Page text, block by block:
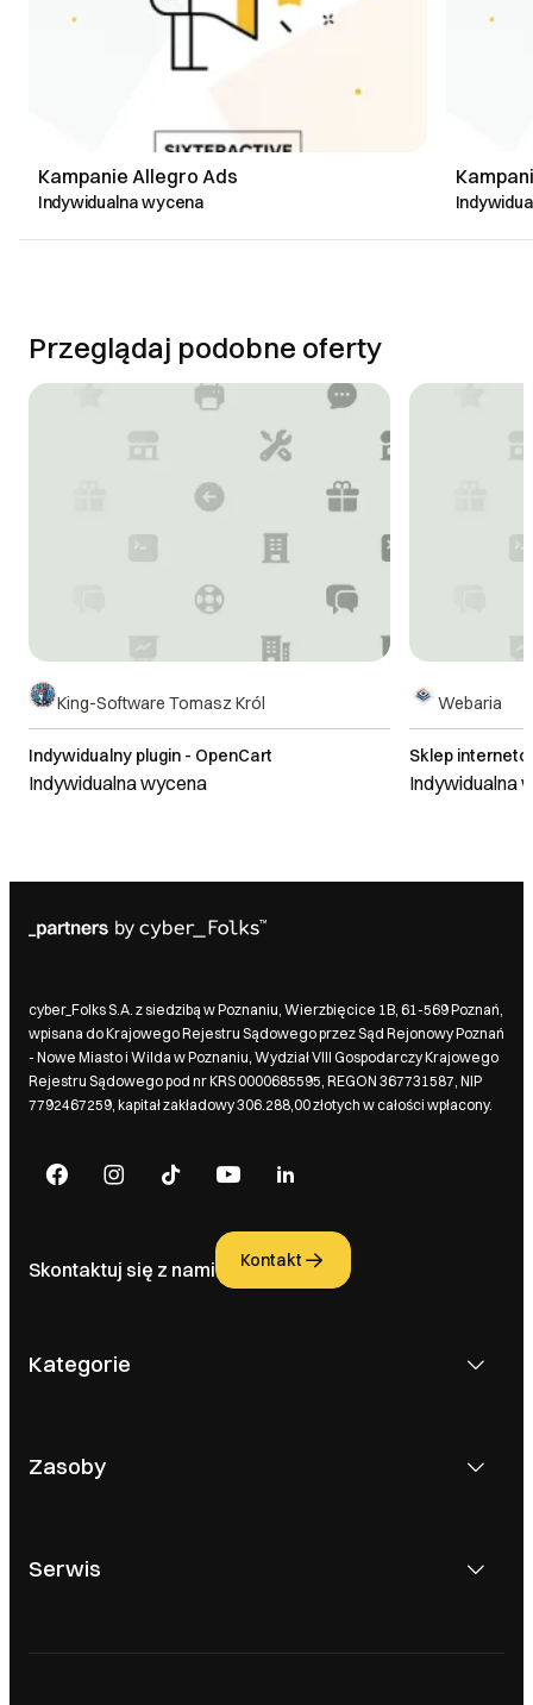
Kampanie Allegro Ads
Indywidualna wycena
Przeglądaj podobne oferty
King-Software Tomasz Król
Indywidualny plugin - OpenCart
Indywidualna wycena
Webaria
Sklep
Indywidualna
cyber_Folks S.A. z siedzibą w Poznaniu, Wierzbięcice 1B, 61-569 Poznań,
wpisana do Krajowego Rejestru Sądowego przez Sąd Rejonowy Poznań
- Nowe Miasto i Wilda w Poznaniu, Wydział VIII Gospodarczy Krajowego
Rejestru Sądowego pod nr KRS 0000685595, REGON 367731587, NIP
7792467259, kapitał zakładowy 306.288,00 złotych w całości wpłacony.
Skontaktuj się z nami Kontakt
Kategorie
Zasoby
Serwis